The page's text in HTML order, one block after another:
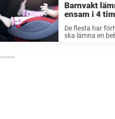
Barnvakt
ensam i 4
nätet att koka
De flesta har
ska lämna en